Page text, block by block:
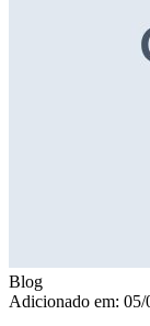
Blog
Adicionado em: 05/